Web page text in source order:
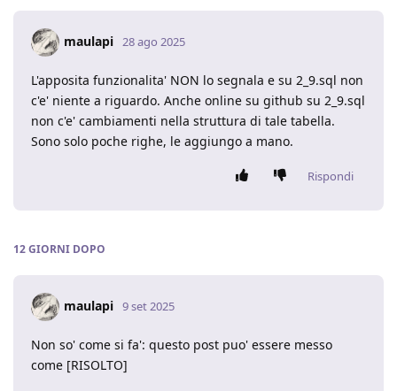
maulapi 28 ago 2025
L'apposita funzionalita' NON lo segnala e su 2_9.sql non
c'e' niente a riguardo. Anche online su github su 2_9.sql
non c'e' cambiamenti nella struttura di tale tabella.
Sono solo poche righe, le aggiungo a mano.
Rispondi
12 GIORNI DOPO
maulapi 9 set 2025
Non so' come si fa': questo post puo' essere messo
come [RISOLTO]